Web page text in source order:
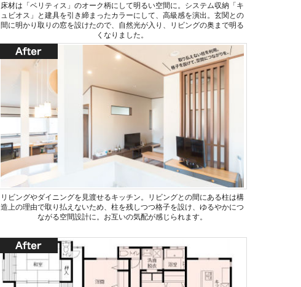
床材は「ベリティス」のオーク柄にして明るい空間に。システム収納「キ
ュビオス」と建具を引き締まったカラーにして、高級感を演出。玄関との
間に明かり取りの窓を設けたので、自然光が入り、リビングの奥まで明る
くなりました。
リビングやダイニングを見渡せるキッチン。リビングとの間にある柱は構
造上の理由で取り払えないため、柱を残しつつ格子を設け、ゆるやかにつ
ながる空間設計に。お互いの気配が感じられます。